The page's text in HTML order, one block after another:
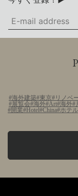
海外建築 東京 リノベ
展覧会 海外 Art 海外
開業
Hotel China ホテル